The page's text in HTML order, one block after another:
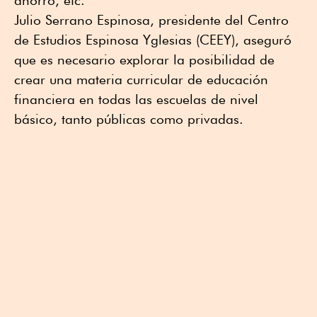
Julio Serrano Espinosa, presidente del Centro
de Estudios Espinosa Yglesias (CEEY), aseguró
que es necesario explorar la posibilidad de
crear una materia curricular de educación
financiera en todas las escuelas de nivel
básico, tanto públicas como privadas.